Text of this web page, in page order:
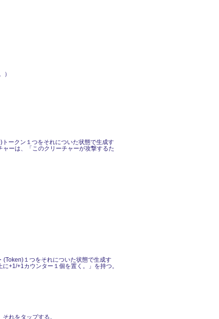
）
ークン１つをそれについた状態で生成す
ーは、「このクリーチャーが攻撃するた
１つをそれについた状態で生成す
+1/+1カウンター１個を置く。」を持つ。
れをタップする。